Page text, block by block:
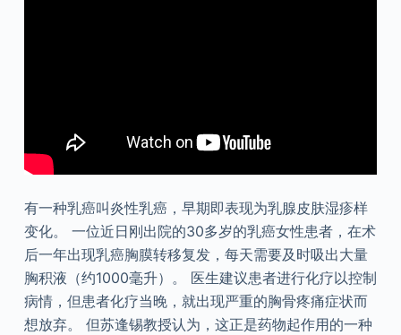
有一种乳癌叫炎性乳癌，早期即表现为乳腺皮肤湿疹样
变化。 一位近日刚出院的30多岁的乳癌女性患者，在术
后一年出现乳癌胸膜转移复发，每天需要及时吸出大量
胸积液（约1000毫升）。 医生建议患者进行化疗以控制
病情，但患者化疗当晚，就出现严重的胸骨疼痛症状而
想放弃。 但苏逢锡教授认为，这正是药物起作用的一种